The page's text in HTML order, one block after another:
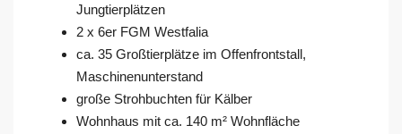
Jungtierplätzen
2 x 6er FGM Westfalia
ca. 35 Großtierplätze im Offenfrontstall,
Maschinenunterstand
große Strohbuchten für Kälber
Wohnhaus mit ca. 140 m² Wohnfläche